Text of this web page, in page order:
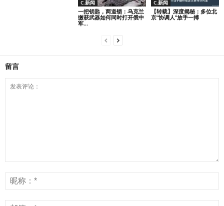
C.新闻
一把钥匙，两道锁：乌克兰
缴获武器如何同时打开俄中
军...
C.新闻
【转载】深度揭秘：多位北
京“协调人”放手一搏
留言